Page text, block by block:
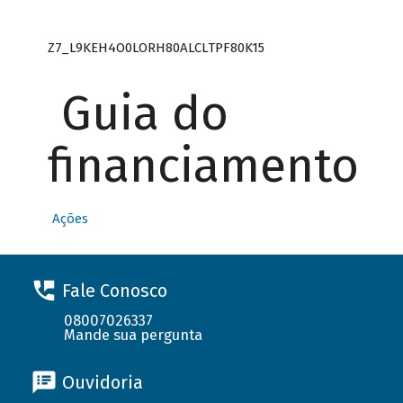
Z7_L9KEH4O0LORH80ALCLTPF80K15
Guia do
financiamento
Ações
Fale Conosco
08007026337
Mande sua pergunta
Ouvidoria